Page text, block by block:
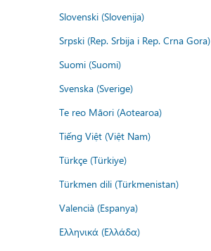
Slovenski (Slovenija)
Srpski (Rep. Srbija i Rep. Crna Gora)
Suomi (Suomi)
Svenska (Sverige)
Te reo Māori (Aotearoa)
Tiếng Việt (Việt Nam)
Türkçe (Türkiye)
Türkmen dili (Türkmenistan)
Valencià (Espanya)
Ελληνικά (Ελλάδα)